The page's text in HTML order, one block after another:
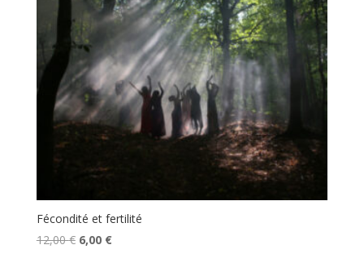
Fécondité et fertilité
12,00€ Le
6,00 €Le